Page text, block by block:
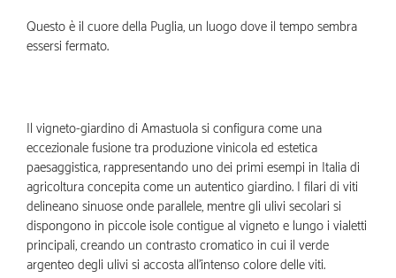
Questo è il cuore della Puglia, un luogo dove il tempo sembra
essersi fermato.
Il vigneto-giardino di Amastuola si configura come una
eccezionale fusione tra produzione vinicola ed estetica
paesaggistica, rappresentando uno dei primi esempi in Italia di
agricoltura concepita come un autentico giardino. I filari di viti
delineano sinuose onde parallele, mentre gli ulivi secolari si
dispongono in piccole isole contigue al vigneto e lungo i vialetti
principali, creando un contrasto cromatico in cui il verde
argenteo degli ulivi si accosta all’intenso colore delle viti.